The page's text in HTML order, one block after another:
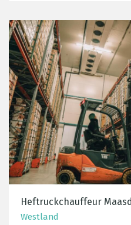
Heftruckchauffeur
Westland